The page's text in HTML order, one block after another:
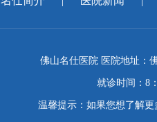
佛山名仕医院 医院地址：
就诊时间：8
温馨提示：如果您想了解